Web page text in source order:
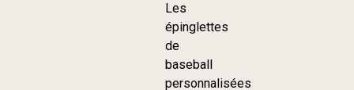
Les
épinglettes
de
baseball
personnalisées